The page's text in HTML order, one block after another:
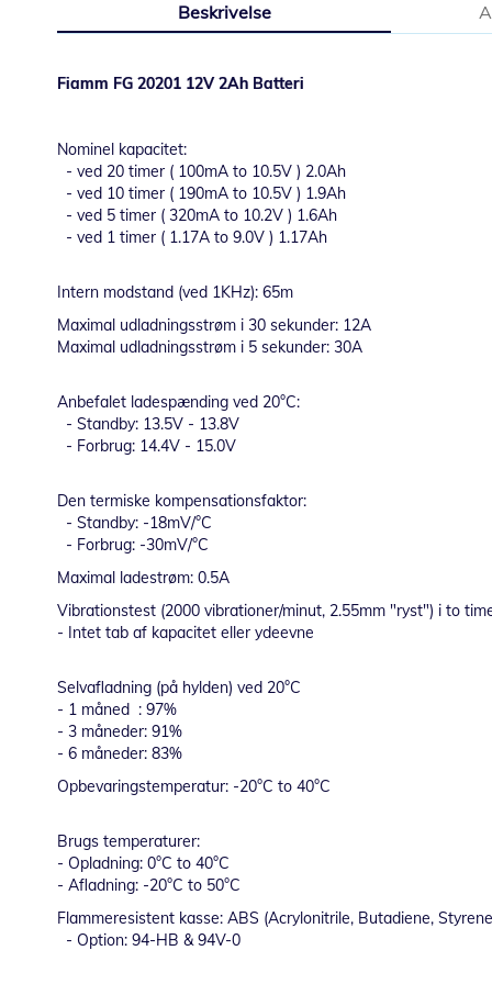
af
Beskrivelse
Fiamm FG 20201 12V 2Ah Batteri
Nominel kapacitet:
- ved 20 timer ( 100mA to 10.5V ) 2.0Ah
- ved 10 timer ( 190mA to 10.5V ) 1.9Ah
- ved 5 timer ( 320mA to 10.2V ) 1.6Ah
- ved 1 timer ( 1.17A to 9.0V ) 1.17Ah
Intern modstand (ved 1KHz): 65m
Maximal udladningsstrøm i 30 sekunder: 12A
Maximal udladningsstrøm i 5 sekunder: 30A
Anbefalet ladespænding ved 20°C:
- Standby: 13.5V - 13.8V
- Forbrug: 14.4V - 15.0V
Den termiske kompensationsfaktor:
- Standby: -18mV/°C
- Forbrug: -30mV/°C
Maximal ladestrøm: 0.5A
Vibrationstest (2000 vibrationer/minut, 2.55mm "ryst") i to
- Intet tab af kapacitet eller ydeevne
Selvafladning (på hylden) ved 20°C
- 1 måned : 97%
- 3 måneder: 91%
- 6 måneder: 83%
Opbevaringstemperatur: -20°C to 40°C
Brugs temperaturer:
- Opladning: 0°C to 40°C
- Afladning: -20°C to 50°C
Flammeresistent kasse: ABS (Acrylonitrile, Butadiene,
- Option: 94-HB & 94V-0